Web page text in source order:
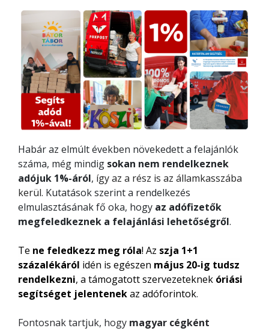
Habár az elmúlt években növekedett a felajánlók
száma, még mindig sokan nem rendelkeznek
adójuk 1%-áról, így az a rész is az államkasszába
kerül. Kutatások szerint a rendelkezés
elmulasztásának fő oka, hogy az adófizetők
megfeledkeznek a felajánlási lehetőségről.
Te ne feledkezz meg róla! Az szja 1+1
százalékáról idén is egészen május 20-ig tudsz
rendelkezni, a támogatott szervezeteknek óriási
segítséget jelentenekaz adóforintok.
Fontosnak tartjuk, hogy magyar cégként